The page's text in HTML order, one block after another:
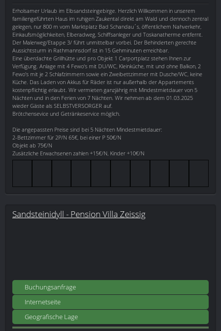
Erholsamer Urlaub im Elbsandsteingebirge. Herzlich Willkommen in unserem
familiengeführten Haus im ruhigen Zaukental direkt am Wald und dennoch zentral
gelegen, nur 800 m vom Marktplatz Bad Schandau´s, öffentlichem Nahverkehr,
Einkaufsmöglichkeiten, Elberadweg, Schiffsanleger und Toskanatherme entfernt.
Der Malerweg/Etappe 3/ führt unmittelbar vorbei. Der Behinderten gerechte
Aussichtsturm in Rathmannsdorf ist in 15 Gehminuten erreichbar.
Eine überdachte Grillhütte und pro Objekt 1 Carportplatz stehen Ihnen zur
Verfügung. Anlage mit 4 Fewo's mit DU/WC, Kleinküche, mit und ohne Balkon, 2
Fewo's mit je 2 Schlafzimmern sowie ein Zweibettzimmer mit Dusche/WC, keine
Küche. Das Laden von Akkus für Räder ist nur außerhalb der Appartements
kostenpflichtig erlaubt. Wir vermieten ganzjährig mit Mindestmietdauer von 5
Nächten und in den Ferien von 7 Nächten. Wir nehmen ab dem 01.03.2025
wieder Gäste als SELBSTVERSORGER auf.
Brötchensevice und Getränkeservice möglich.
Die angepassten Preise sind bei 5 Nächten Mindestmietdauer:
2-Bettzimmer für 2P/N 65€, bei einer P 50€/N
Objekt ab 75€/N
Zusätzliche Erwachsenen zahlen +15€/N, Kinder +10€/N
Sandsteinidyll - Pension Villa Zeissig
Buchungsanfrage
Internetseite
Geografische Lage